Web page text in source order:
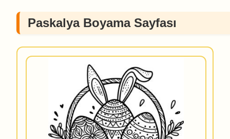
Paskalya Boyama Sayfası